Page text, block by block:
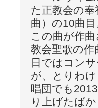
た正教会の
曲）の10曲目
この曲が作
教会聖歌の
日ではコン
が、とりわ
唱団でも
り上げたば